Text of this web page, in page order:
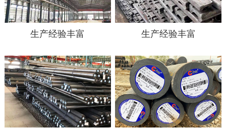
生产经验丰富 生产经验丰富